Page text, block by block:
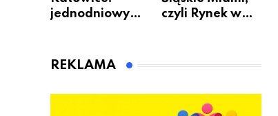
jednodniowy
animatora
czyli Rynek w
REKLAMA